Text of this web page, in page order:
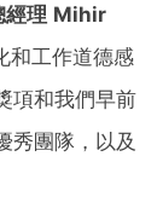
經理 Mihir
和工作道德感
項和我們早前
秀團隊，以及